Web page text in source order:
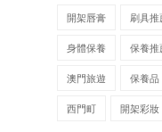
開架唇膏 刷具推
身體保養 保養推
澳門旅遊 保養品
西門町 開架彩妝